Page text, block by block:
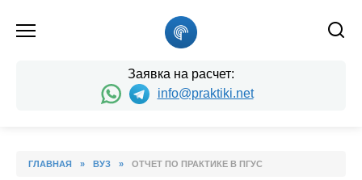
Заявка на расчет:
info@praktiki.net
ГЛАВНАЯ » ВУЗ » ОТЧЕТ ПО ПРАКТИКЕ В ПГУС